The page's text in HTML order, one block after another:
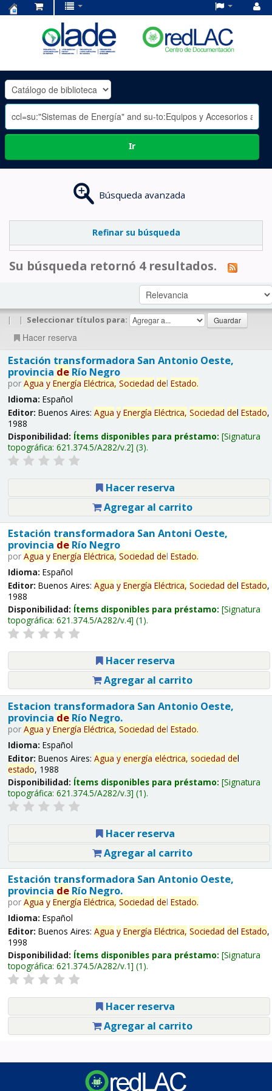
OLADE
-
Ir
Búsqueda avanzada
Refinar su búsqueda
Su búsqueda retornó 4 resultados.
| | Seleccionar títulos para:
Hacer reserva
Estación transformadora San Antonio Oeste,
provincia deRío Negro
por Agua y Energía Eléctrica, Sociedad del Estado.
Idioma: Español
Editor: Buenos Aires: Agua y Energía Eléctrica, Sociedad del Estado,
1988
Disponibilidad: Ítems disponibles para préstamo: Signatura
topográfica: 621.374.5/A282/v.2 (3).
Hacer reserva
Agregar al carrito
Estación transformadora San Antoni Oeste,
provincia deRío Negro
por Agua y Energía Eléctrica, Sociedad del Estado.
Idioma: Español
Editor: Buenos Aires: Agua y Energía Eléctrica, Sociedad del Estado,
1988
Disponibilidad: Ítems disponibles para préstamo: Signatura
topográfica: 621.374.5/A282/v.4 (1).
Hacer reserva
Agregar al carrito
Estacion transformadora San Antonio Oeste,
provincia deRío Negro.
por Agua y Energía Eléctrica, Sociedad del Estado.
Idioma: Español
Editor: Buenos Aires: Agua y energía eléctrica, sociedad del
estado, 1988
Disponibilidad: Ítems disponibles para préstamo: Signatura
topográfica: 621.374.5/A282/v.3 (1).
Hacer reserva
Agregar al carrito
Estación transformadora San Antonio Oeste,
provincia deRío Negro.
por Agua y Energía Eléctrica, Sociedad del Estado.
Idioma: Español
Editor: Buenos Aires: Agua y Energía Eléctrica, Sociedad del Estado,
1998
Disponibilidad: Ítems disponibles para préstamo: Signatura
topográfica: 621.374.5/A282/v.1 (1).
Hacer reserva
Agregar al carrito